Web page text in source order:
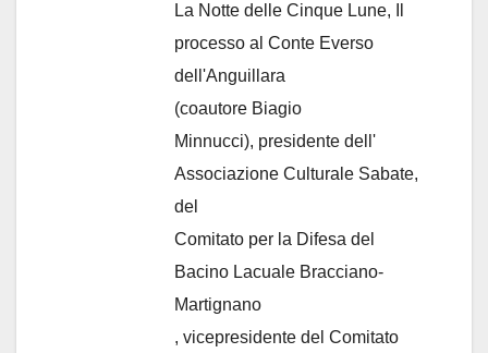
La Notte delle Cinque Lune, Il
processo al Conte Everso
dell'Anguillara
(coautore Biagio
Minnucci), presidente dell'
Associazione Culturale Sabate,
del
Comitato per la Difesa del
Bacino Lacuale Bracciano-
Martignano
, vicepresidente del Comitato